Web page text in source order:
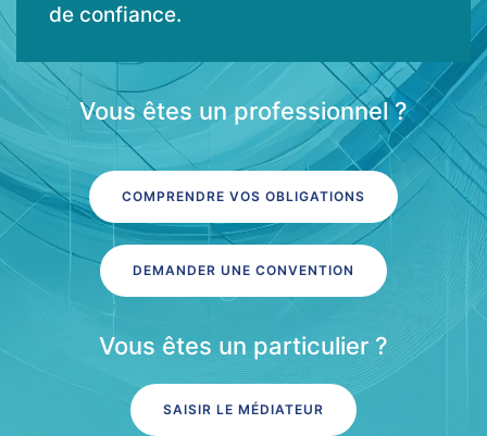
de confiance.
Vous êtes un professionnel ?
COMPRENDRE VOS OBLIGATIONS
DEMANDER UNE CONVENTION
Vous êtes un particulier ?
SAISIR LE MÉDIATEUR